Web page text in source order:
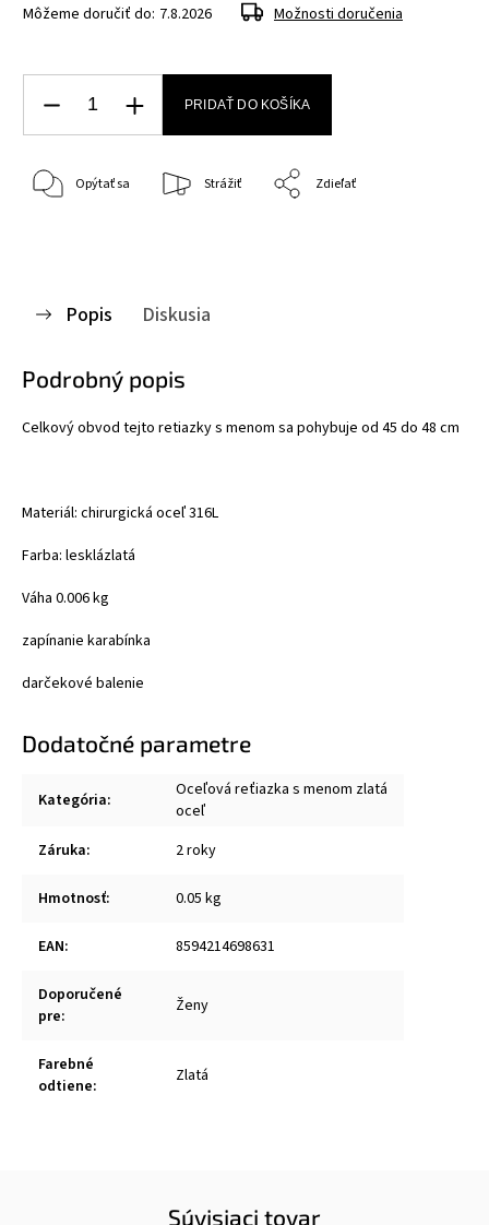
Môžeme doručiť do: 7.8.2026 Možnosti doručenia
PRIDAŤ DO KOŠÍKA
Opýtať sa Strážiť Zdieľať
Popis Diskusia
Podrobný popis
Celkový obvod tejto retiazky s menom sa pohybuje od 45 do 48 cm
Materiál: chirurgická oceľ 316L
Farba: lesklázlatá
Váha 0.006 kg
zapínanie karabínka
darčekové balenie
Dodatočné parametre
Kategória:
Oceľová reťiazka s menom zlatá
oceľ
Záruka: 2 roky
Hmotnosť: 0.05 kg
EAN: 8594214698631
Doporučené
pre: Ženy
Farebné
odtiene: Zlatá
Súvisiaci tovar